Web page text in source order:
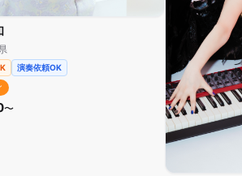
演奏依頼OK
〜